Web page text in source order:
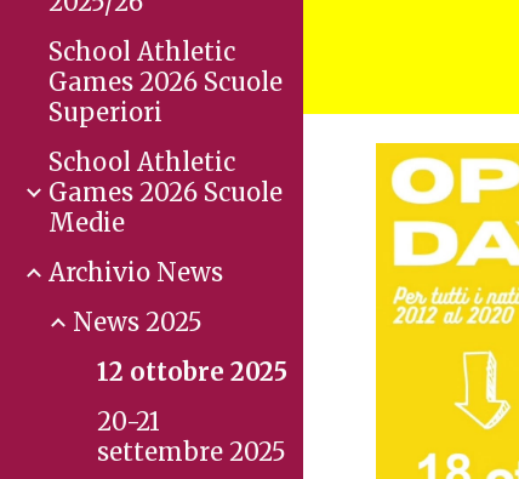
School Athletic
Games 2026 Scuole
Superiori
School Athletic
Games 2026 Scuole
Medie
Archivio News
News 2025
12 ottobre 2025
20-21
settembre 2025